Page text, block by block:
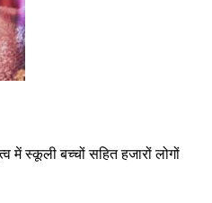
में स्कूली बच्चों सहित हजारों लोगों